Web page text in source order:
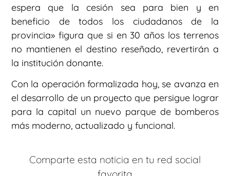
espera que la cesión sea para bien y en
beneficio de todos los ciudadanos de la
provincia» figura que si en 30 años los terrenos
no mantienen el destino reseñado, revertirán a
la institución donante.
Con la operación formalizada hoy, se avanza en
el desarrollo de un proyecto que persigue lograr
para la capital un nuevo parque de bomberos
más moderno, actualizado y funcional.
Comparte esta noticia en tu red social